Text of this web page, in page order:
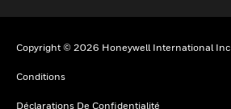
Copyright © 2026 Honeywell International Inc
Conditions
Déclarations De Confidentialité